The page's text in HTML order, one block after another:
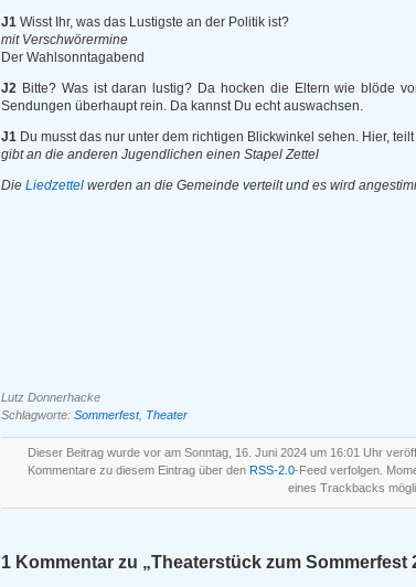
J1 Wisst Ihr, was das Lustigste an der Politik ist?
mit Verschwörermine
Der Wahlsonntagabend
J2 Bitte? Was ist daran lustig? Da hocken die Eltern wie blöde
Sendungen überhaupt rein. Da kannst Du echt auswachsen.
J1 Du musst das nur unter dem richtigen Blickwinkel sehen. Hier,
gibt an die anderen Jugendlichen einen Stapel Zettel
Die Liedzettel werden an die Gemeinde verteilt und es wird
Lutz Donnerhacke
Schlagworte: Sommerfest, Theater
Dieser Beitrag wurde vor am Sonntag, 16. Juni 2024 um 16:01 Uhr
Kommentare zu diesem Eintrag über den RSS-2.0-Feed verfolgen.
eines Trackbacks
1 Kommentar zu „Theaterstück zum Sommerfest